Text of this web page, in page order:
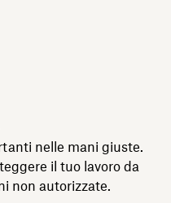
nelle mani giuste.
il tuo lavoro da
non autorizzate.